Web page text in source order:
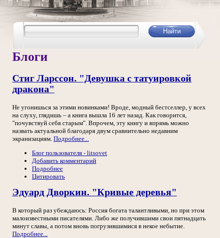
Блоги
Стиг Ларссон. "Девушка с татуировкой
дракона"
Не угонишься за этими новинками! Вроде, модный бестселлер, у всех
на слуху, глядишь – а книга вышла 16 лет назад. Как говорится,
"почувствуй себя старым". Впрочем, эту книгу и впрямь можно
назвать актуальной благодаря двум сравнительно недавним
экранизациям. Подробнее...
Блог пользователя - litsovet
Добавить комментарий
Подробнее
Цитировать
Эдуард Дворкин. "Кривые деревья"
В который раз убеждаюсь: Россия богата талантливыми, но при этом
малоизвестными писателями. Либо же получившими свои пятнадцать
минут славы, а потом вновь погрузившимися в некое небытие.
Подробнее...